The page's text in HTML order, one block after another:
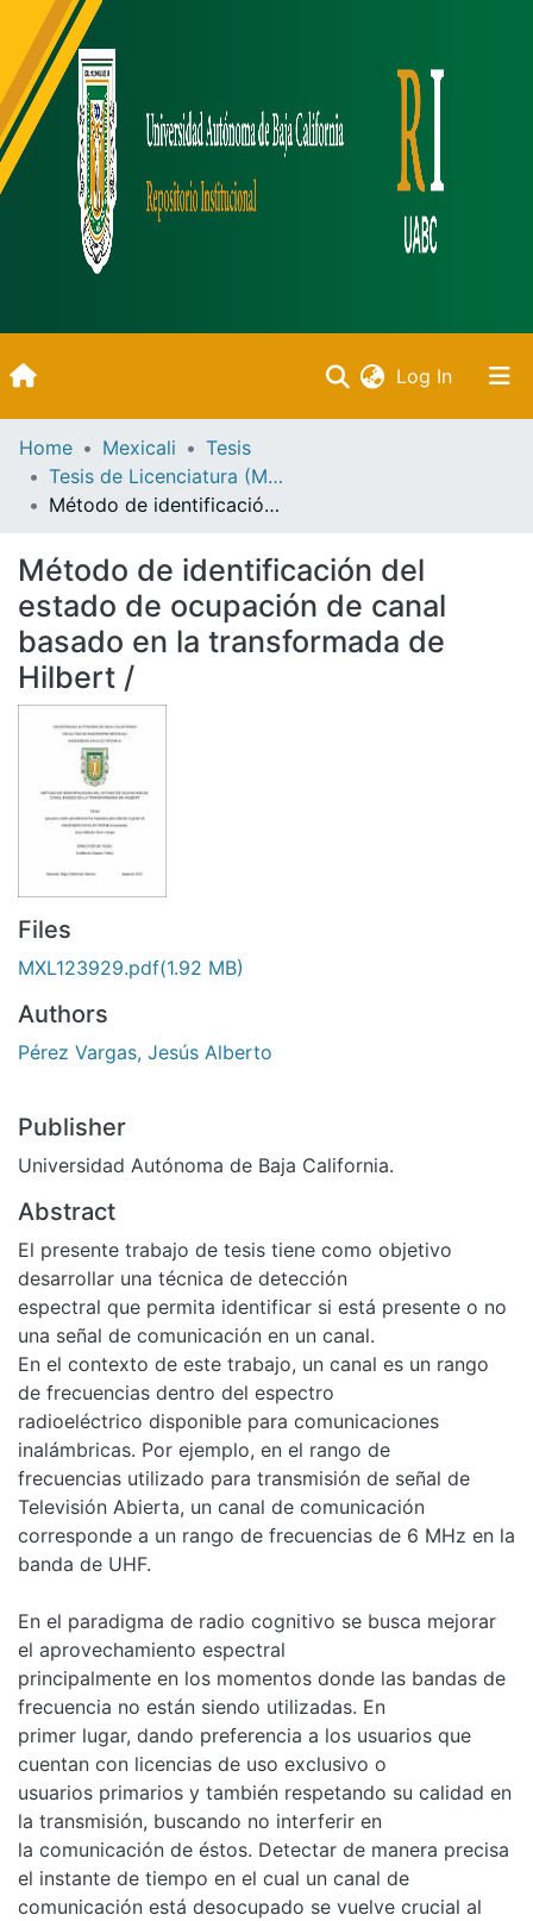
Log In(current)
Inicio
Communities & Collections
Statistics
Bibliotecas
Home Mexicali
Tesis
Tesis de Licenciatura (Mexicali)
Método de identificación del estado de ocupación de canal basado en la transformada de Hilbert /
Método de identificación del
estado de ocupación de canal
basado en la transformada de
Hilbert /
Files
MXL123929.pdf(1.92 MB)
Authors
Pérez Vargas, Jesús Alberto
Publisher
Universidad Autónoma de Baja California.
Abstract
El presente trabajo de tesis tiene como objetivo
desarrollar una técnica de detección
espectral que permita identificar si está presente o no
una señal de comunicación en un canal.
En el contexto de este trabajo, un canal es un rango
de frecuencias dentro del espectro
radioeléctrico disponible para comunicaciones
inalámbricas. Por ejemplo, en el rango de
frecuencias utilizado para transmisión de señal de
Televisión Abierta, un canal de comunicación
corresponde a un rango de frecuencias de 6 MHz en la
banda de UHF.
En el paradigma de radio cognitivo se busca mejorar
el aprovechamiento espectral
principalmente en los momentos donde las bandas de
frecuencia no están siendo utilizadas. En
primer lugar, dando preferencia a los usuarios que
cuentan con licencias de uso exclusivo o
usuarios primarios y también respetando su calidad en
la transmisión, buscando no interferir en
la comunicación de éstos. Detectar de manera precisa
el instante de tiempo en el cual un canal de
comunicación está desocupado se vuelve crucial al